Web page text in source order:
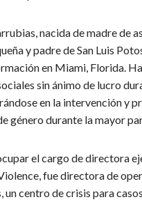
nacida de madre de
y padre de San Luis
en Miami, Florida.
sin ánimo de lucro
en la intervención y
género durante la mayor
el cargo de directora
fue directora de
un centro de crisis para